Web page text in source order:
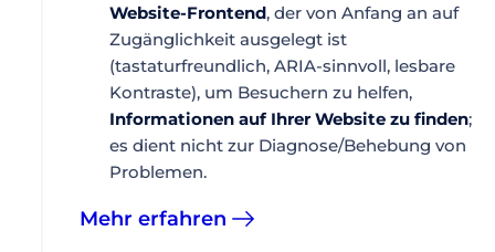
Website-Frontend, der von Anfang an auf
Zugänglichkeit ausgelegt ist
(tastaturfreundlich, ARIA-sinnvoll, lesbare
Kontraste), um Besuchern zu helfen,
Informationen auf Ihrer Website zu finden;
es dient nicht zur Diagnose/Behebung von
Problemen.
Mehr erfahren